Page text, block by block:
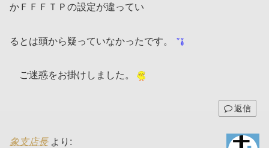
かＦＦＦＴＰの設定が違ってい
るとは頭から疑っていなかったです。
ご迷惑をお掛けしました。
返信
象支店長 より: